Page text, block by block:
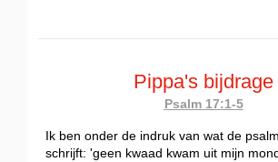
Pippa's bijdrage
Psalm 17:1-5
Ik ben onder de indruk van wat de
schrijft: 'geen kwaad kwam uit mijn